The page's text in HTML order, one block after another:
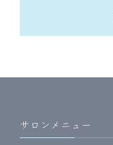
サロンメニュー